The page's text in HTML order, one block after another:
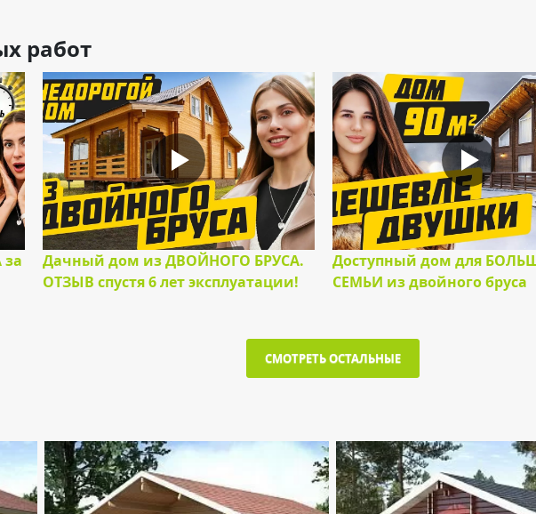
работ
Дачный дом из ДВОЙНОГО БРУСА.
ОТЗЫВ спустя 6 лет эксплуатации!
Доступный дом для
СЕМЬИ из двойного бруса
СМОТРЕТЬ ОСТАЛЬНЫЕ